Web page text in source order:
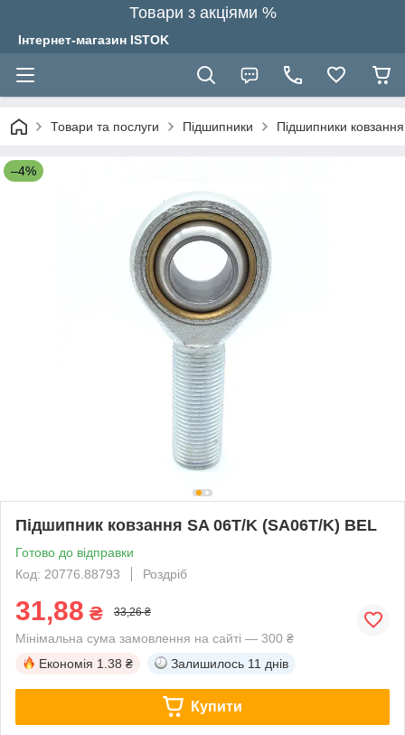
Товари з акціями %
Інтернет-магазин ISTOK
Товари та послуги Підшипники Підшипники ковзання
–4%
Підшипник ковзання SA 06T/K (SA06T/K) BEL
Готово до відправки
Код: 20776.88793
Роздріб
31,88 ₴ 33,26 ₴
Мінімальна сума замовлення на сайті — 300 ₴
Економія 1.38 ₴ Залишилось 11 днів
Купити